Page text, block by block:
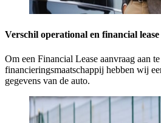
Verschil operational en financial lease
Om een Financial Lease aanvraag aan
financieringsmaatschappij hebben wij
gegevens van de auto.